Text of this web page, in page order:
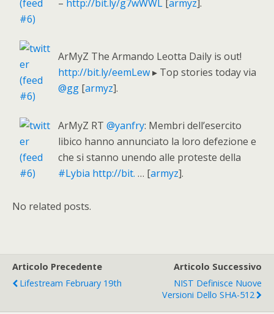
– http://bit.ly/g7wWWL [armyz].
ArMyZ The Armando Leotta Daily is out!
http://bit.ly/eemLew▸ Top stories today via
@gg [armyz].
ArMyZ RT @yanfry: Membri dell’esercito
libico hanno annunciato la loro defezione e
che si stanno unendo alle proteste della
#Lybia http://bit. … [armyz].
No related posts.
Articolo Precedente
Lifestream February 19th
Articolo Successivo
NIST Definisce Nuove
Versioni Dello SHA-512